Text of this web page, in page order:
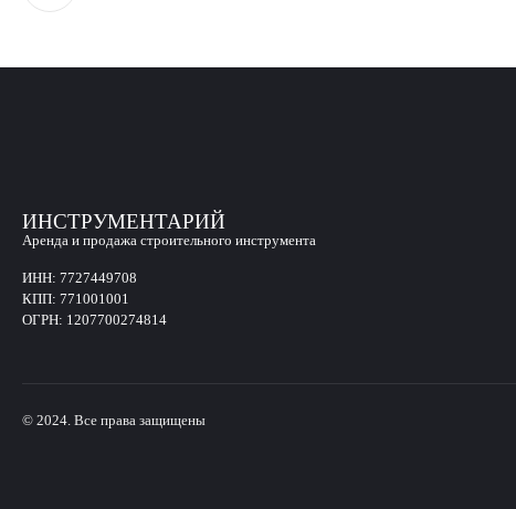
ИНСТРУМЕНТАРИЙ
Аренда и продажа строительного инструмента
ИНН: 7727449708
КПП: 771001001
ОГРН: 1207700274814
© 2024. Все права защищены